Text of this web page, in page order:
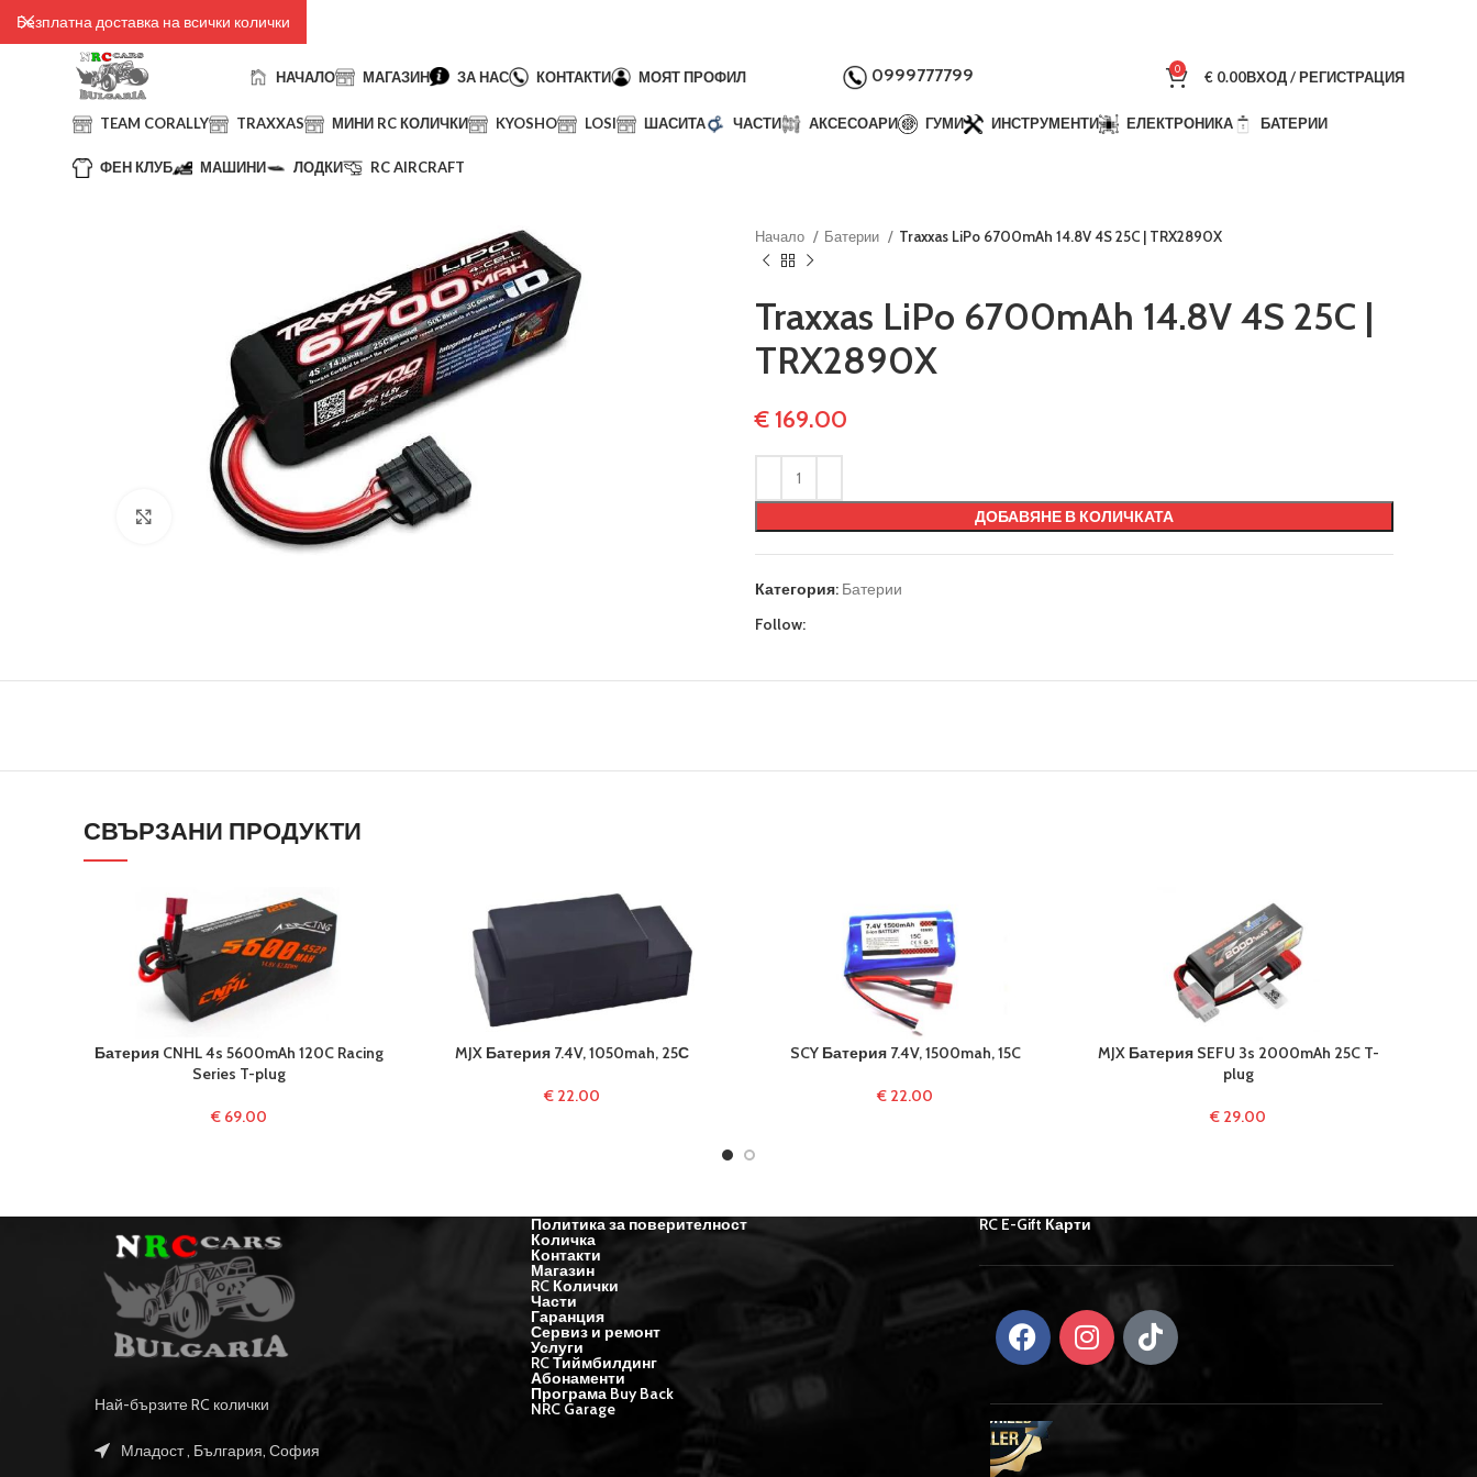
НАЧАЛО МАГАЗИН ЗА НАС КОНТАКТИ МОЯТ ПРОФИЛ 0999777799 0 € 0.00ВХОД / РЕГИСТРАЦИЯ
TEAM CORALLY TRAXXAS МИНИ RC КОЛИЧКИ KYOSHO LOSI ШАСИТА ЧАСТИ АКСЕСОАРИ ГУМИ ИНСТРУМЕНТИ ЕЛЕКТРОНИКА БАТЕРИИ
ФЕН КЛУБ МАШИНИ ЛОДКИ RC AIRCRAFT
Click to enlarge
Начало Батерии Traxxas LiPo 6700mAh 14.8V 4S 25C | TRX2890X
Traxxas LiPo 6700mAh 14.8V 4S 25C |
TRX2890X
€169.00
ДОБАВЯНЕ В КОЛИЧКАТА
Категория: Батерии
Follow:
СВЪРЗАНИ ПРОДУКТИ
Батерия CNHL 4s 5600mAh 120C Racing
Series T-plug
€ 69.00
MJX Батерия 7.4V, 1050mah, 25С
€ 22.00
SCY Батерия 7.4V, 1500mah, 15C
€ 22.00
MJX Батерия SEFU 3s 2000mAh 25C T-
plug
€ 29.00
Най-бързите RC колички
Младост , България, София
Политика за поверителност
Количка
Контакти
Магазин
RC Колички
Части
Гаранция
Сервиз и ремонт
Услуги
RC Тиймбилдинг
Абонаменти
Програма Buy Back
NRC Garage
RC E-Gift Карти
Безплатна доставка на всички колички